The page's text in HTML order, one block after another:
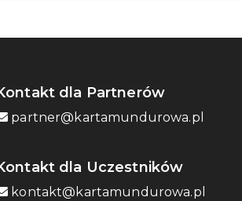
dla Partnerów
partner@kartamundurowa.pl
dla Uczestników
kontakt@kartamundurowa.pl